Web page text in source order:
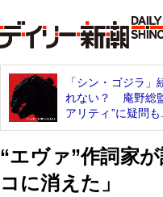
「シン・ゴジラ」
れない？ 庵野総
アリティ”に疑問も
“エヴァ”作詞家
コに消えた」